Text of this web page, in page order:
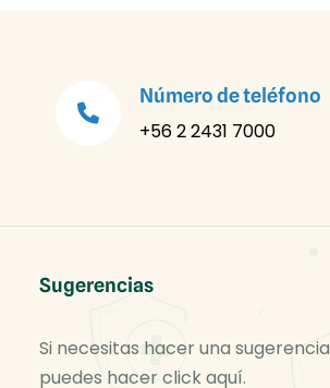
Número de teléfono
+56 2 2431 7000
Sugerencias
Si necesitas hacer una sugerencia
puedes hacer click aquí.